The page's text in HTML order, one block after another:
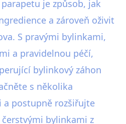
je způsob, jak
a zároveň oživit
S pravými bylinkami,
a pravidelnou péčí,
bylinkový záhon
s několika
postupně rozšiřujte
bylinkami z